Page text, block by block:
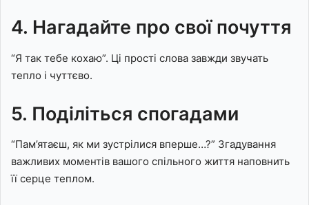
4. Нагадайте про свої почуття
“Я так тебе кохаю”. Ці прості слова завжди звучать
тепло і чуттєво.
5. Поділіться спогадами
“Пам’ятаєш, як ми зустрілися вперше…?” Згадування
важливих моментів вашого спільного життя наповнить
її серце теплом.